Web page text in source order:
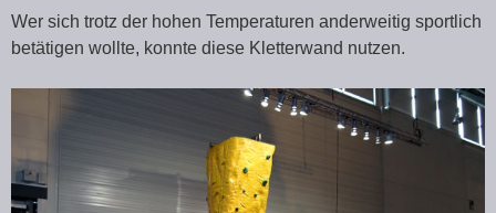
Wer sich trotz der hohen Temperaturen anderweitig sportlich
betätigen wollte, konnte diese Kletterwand nutzen.